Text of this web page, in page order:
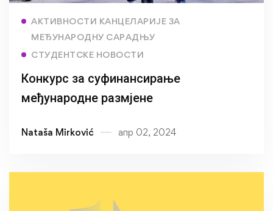
АКТИВНОСТИ КАНЦЕЛАРИЈЕ ЗА
МЕЂУНАРОДНУ САРАДЊУ
СТУДЕНТСКЕ НОВОСТИ
Конкурс за суфинансирање
међународне размјене
Nataša Mirković апр 02, 2024